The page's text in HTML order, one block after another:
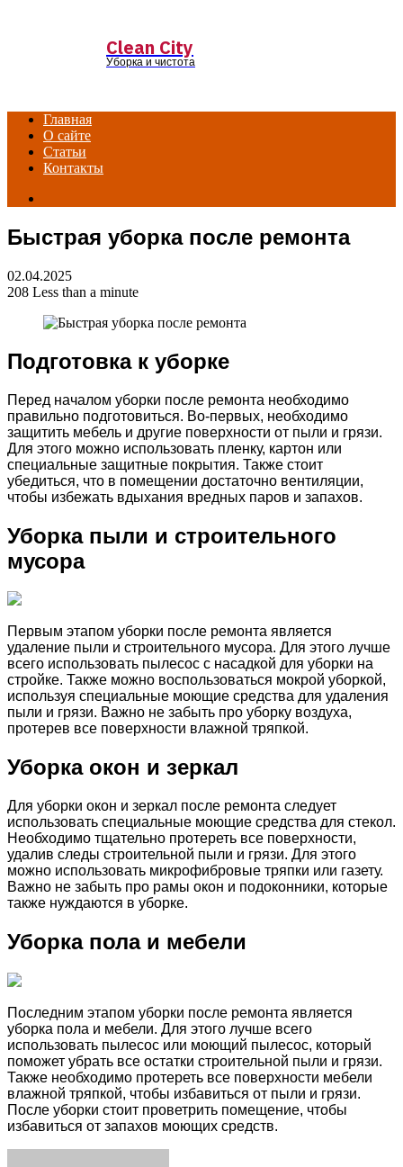
Сlean Сity
Уборка и чистота
Главная
О сайте
Статьи
Контакты
Быстрая уборка после ремонта
02.04.2025
208 Less than a minute
Подготовка к уборке
Перед началом уборки после ремонта необходимо
правильно подготовиться. Во-первых, необходимо
защитить мебель и другие поверхности от пыли и грязи.
Для этого можно использовать пленку, картон или
специальные защитные покрытия. Также стоит
убедиться, что в помещении достаточно вентиляции,
чтобы избежать вдыхания вредных паров и запахов.
Уборка пыли и строительного
мусора
Первым этапом уборки после ремонта является
удаление пыли и строительного мусора. Для этого лучше
всего использовать пылесос с насадкой для уборки на
стройке. Также можно воспользоваться мокрой уборкой,
используя специальные моющие средства для удаления
пыли и грязи. Важно не забыть про уборку воздуха,
протерев все поверхности влажной тряпкой.
Уборка окон и зеркал
Для уборки окон и зеркал после ремонта следует
использовать специальные моющие средства для стекол.
Необходимо тщательно протереть все поверхности,
удалив следы строительной пыли и грязи. Для этого
можно использовать микрофибровые тряпки или газету.
Важно не забыть про рамы окон и подоконники, которые
также нуждаются в уборке.
Уборка пола и мебели
Последним этапом уборки после ремонта является
уборка пола и мебели. Для этого лучше всего
использовать пылесос или моющий пылесос, который
поможет убрать все остатки строительной пыли и грязи.
Также необходимо протереть все поверхности мебели
влажной тряпкой, чтобы избавиться от пыли и грязи.
После уборки стоит проветрить помещение, чтобы
избавиться от запахов моющих средств.